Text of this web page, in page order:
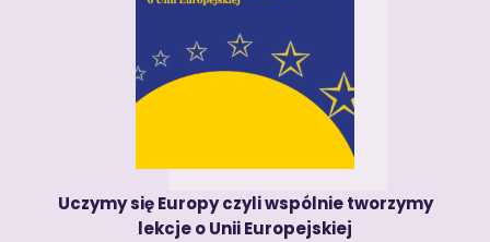
Uczymy się Europy czyli wspólnie tworzymy
lekcje o Unii Europejskiej